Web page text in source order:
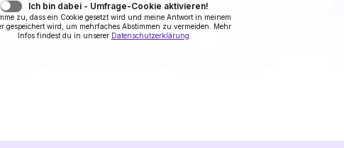
Ich bin dabei - Umfrage-Cookie aktivieren!
zu, dass ein Cookie gesetzt wird und meine Antwort in meinem
gespeichert wird, um mehrfaches Abstimmen zu vermeiden. Mehr
Infos findest du in unserer Datenschutzerklärung